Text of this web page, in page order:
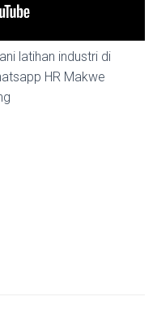
latihan industri di
HR Makwe